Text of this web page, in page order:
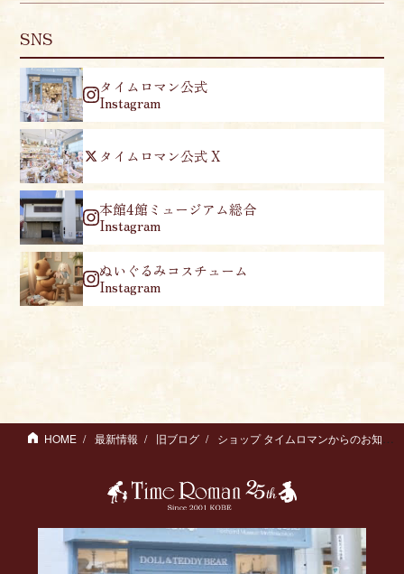
SNS
タイムロマン公式
Instagram
タイムロマン公式 X
本館4館ミュージアム総合
Instagram
ぬいぐるみコスチューム
Instagram
HOME 最新情報 旧ブログ ショップ タイムロマンからのお知らせ